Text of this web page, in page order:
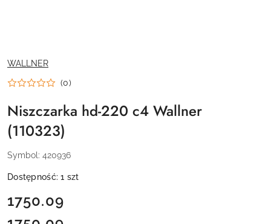
NAZWA
PRODUCENTA:
WALLNER
(0)
Niszczarka hd-220 c4 Wallner
(110323)
Symbol: 420936
Dostępność:1 szt
cena:
1750.09